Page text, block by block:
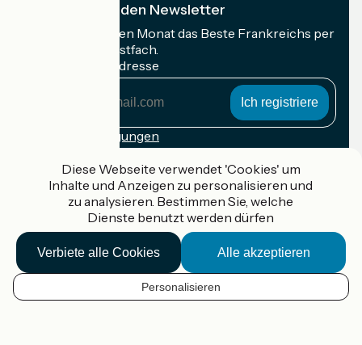
DE
Ich abonniere den Newsletter
Erhalten Sie jeden Monat das Beste Frankreichs per
Rad in Ihrem Postfach.
Meine E-Mail-Adresse
Anmeldebedingungen
Gefördert im Rahmen von Destination France
Accueil Vélo Pro
Kontakt
Rechtliche Informationen
Kontakt
Privacy policy
Diese Webseite verwendet 'Cookies' um
Inhalte und Anzeigen zu personalisieren und
zu analysieren. Bestimmen Sie, welche
Dienste benutzt werden dürfen
Alle akzeptieren
Verbiete alle Cookies
Personalisieren